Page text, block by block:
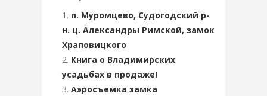
п. Муромцево, Судогодский р-
н. ц. Александры Римской, замок
Храповицкого
Книга о Владимирских
усадьбах в продаже!
Аэросъемка замка